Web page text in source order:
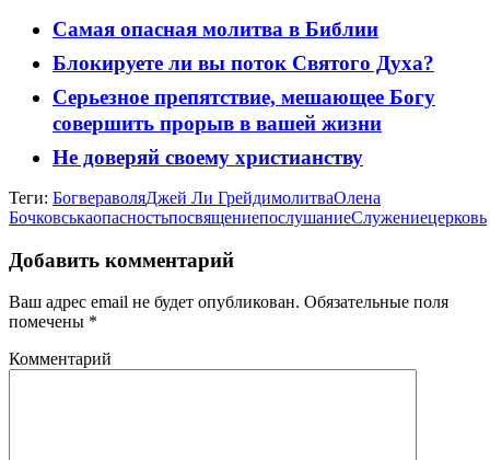
Самая опасная молитва в Библии
Блокируете ли вы поток Святого Духа?
Серьезное препятствие, мешающее Богу
совершить прорыв в вашей жизни
Не доверяй своему христианству
Теги: БогвераволяДжей Ли ГрейдимолитваОлена
БочковськаопасностьпосвящениепослушаниеСлужениецерковь
Добавить комментарий
Ваш адрес email не будет опубликован. Обязательные поля
помечены *
Комментарий